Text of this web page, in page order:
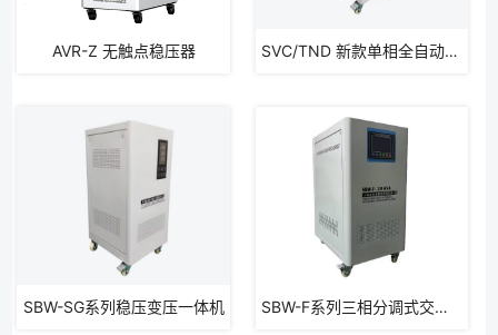
AVR-Z 无触点稳压器 SVC/TND 新款单相全自动补偿式稳压器
SBW-SG系列稳压变压一体机 SBW-F系列三相分调式交流稳压器